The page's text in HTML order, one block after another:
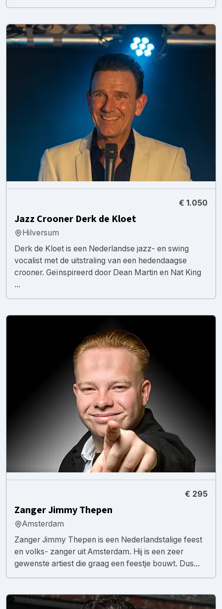
€ 1.050
Jazz Crooner Derk de Kloet
Hilversum
Derk de Kloet is een Nederlandse jazz- en swing
vocalist met de uitstraling van een hedendaagse
crooner. Geïnspireerd door Dean Martin en Nat King
...
€ 295
Zanger Jimmy Thepen
Amsterdam
Zanger Jimmy Thepen is een Nederlandstalige feest
en volks- zanger uit Amsterdam. Hij is een zeer
gewenste artiest die graag een feestje bouwt. Dus...